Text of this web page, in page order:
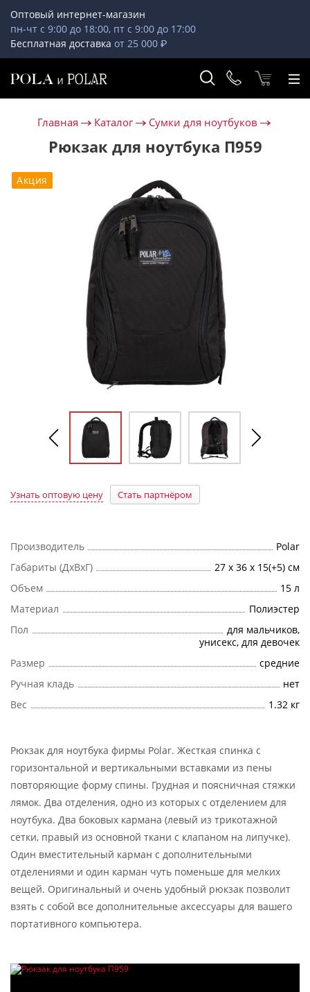
Оптовый интернет-магазин
пн-чт с 9:00 до 18:00, пт с 9:00 до 17:00
Бесплатная доставка от 25 000 ₽
Главная Каталог Сумки для ноутбуков
Рюкзак для ноутбука П959
Акция
Узнать оптовую цену Стать партнёром
Производитель
Polar
Габариты (ДхВхГ)
27 x 36 x 15(+5) см
Объем
15 л
Материал
Полиэстер
Пол
для мальчиков,
унисекс, для девочек
Размер
cредние
Ручная кладь
нет
Вес
1.32 кг
Рюкзак для ноутбука фирмы Polar. Жесткая спинка с
горизонтальной и вертикальными вставками из пены
повторяющие форму спины. Грудная и поясничная стяжки
лямок. Два отделения, одно из которых с отделением для
ноутбука. Два боковых кармана (левый из трикотажной
сетки, правый из основной ткани с клапаном на липучке).
Один вместительный карман с дополнительными
отделениями и один карман чуть поменьше для мелких
вещей. Оригинальный и очень удобный рюкзак позволит
взять с собой все дополнительные аксессуары для вашего
портативного компьютера.